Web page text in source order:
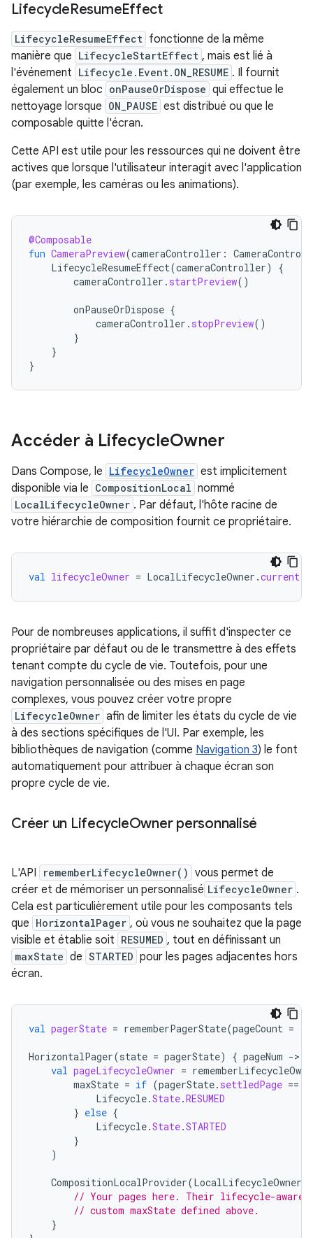
LifecycleResumeEffect
LifecycleResumeEffect fonctionne de la même
manière que LifecycleStartEffect , mais est lié à
l'événement Lifecycle.Event.ON_RESUME . Il fournit
également un bloc onPauseOrDispose qui effectue le
nettoyage lorsque ON_PAUSE est distribué ou que le
composable quitte l'écran.
Cette API est utile pour les ressources qui ne doivent être
actives que lorsque l'utilisateur interagit avec l'application
(par exemple, les caméras ou les animations).
@Composable
fun CameraPreview(cameraController :
LifecycleResumeEffect(cameraController)
{
cameraController . startPreview()
onPauseOrDispose {
cameraController . stopPreview()
}
}
}
Accéder à LifecycleOwner
Dans Compose, le LifecycleOwner est implicitement
disponible via le CompositionLocal nommé
LocalLifecycleOwner . Par défaut, l'hôte racine de
votre hiérarchie de composition fournit ce propriétaire.
val lifecycleOwner = LocalLifecycleOwner .current
Pour de nombreuses applications, il suffit d'inspecter ce
propriétaire par défaut ou de le transmettre à des effets
tenant compte du cycle de vie. Toutefois, pour une
navigation personnalisée ou des mises en page
complexes, vous pouvez créer votre propre
LifecycleOwner afin de limiter les états du cycle de vie
à des sections spécifiques de l'UI. Par exemple, les
bibliothèques de navigation (comme Navigation 3) le font
automatiquement pour attribuer à chaque écran son
propre cycle de vie.
Créer un LifecycleOwner personnalisé
L'API rememberLifecycleOwner() vous permet de
créer et de mémoriser un personnalisé LifecycleOwner .
Cela est particulièrement utile pour les composants tels
que HorizontalPager , où vous ne souhaitez que la page
visible et établie soit RESUMED , tout en définissant un
maxState de STARTED pour les pages adjacentes hors
écran.
val pagerState = rememberPagerState(pageCount = {
HorizontalPager(state = pagerState) { pageNum -
val pageLifecycleOwner =
maxState = if (pagerState. settledPage ==
Lifecycle.State.RESUMED
} else {
Lifecycle.State.STARTED
}
)
CompositionLocalProvider(LocalLifecycleOwner
// Your pages here. Their lifecycle-aware
// custom maxState defined above.
}